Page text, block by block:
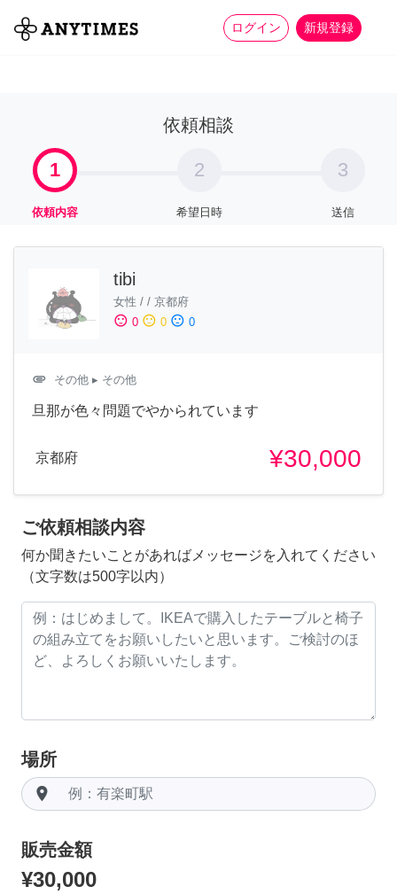
ログイン 新規登録
全て 家事 more_horiz
依頼相談
1
依頼内容
2
希望日時
3
送信
tibi
女性 / / 京都府
sentiment_satisfied 0 sentiment_neutral 0 sentiment_dissatisfied 0
attachment その他 ▸ その他
旦那が色々問題でやかられています
京都府 ¥30,000
ご依頼相談内容
何か聞きたいことがあればメッセージを入れてください
（文字数は500字以内）
場所
room
販売金額
¥30,000